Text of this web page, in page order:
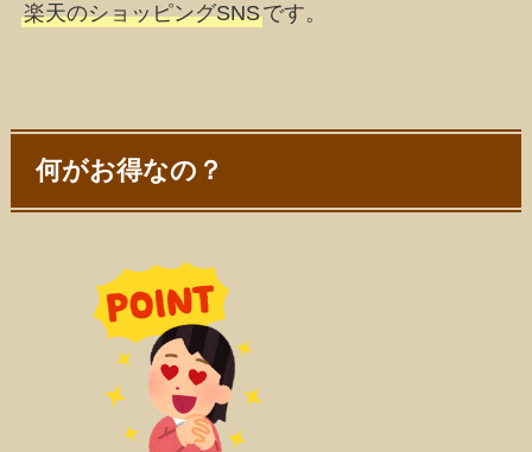
楽天のショッピングSNSです。
何がお得なの？